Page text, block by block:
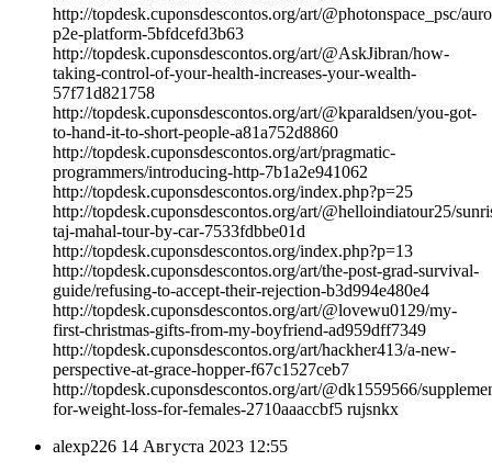
http://topdesk.cuponsdescontos.org/art/@photonspace_psc/
p2e-platform-5bfdcefd3b63
http://topdesk.cuponsdescontos.org/art/@AskJibran/how-
taking-control-of-your-health-increases-your-wealth-
57f71d821758
http://topdesk.cuponsdescontos.org/art/@kparaldsen/you-got-
to-hand-it-to-short-people-a81a752d8860
http://topdesk.cuponsdescontos.org/art/pragmatic-
programmers/introducing-http-7b1a2e941062
http://topdesk.cuponsdescontos.org/index.php?p=25
http://topdesk.cuponsdescontos.org/art/@helloindiatour25/
taj-mahal-tour-by-car-7533fdbbe01d
http://topdesk.cuponsdescontos.org/index.php?p=13
http://topdesk.cuponsdescontos.org/art/the-post-grad-survival-
guide/refusing-to-accept-their-rejection-b3d994e480e4
http://topdesk.cuponsdescontos.org/art/@lovewu0129/my-
first-christmas-gifts-from-my-boyfriend-ad959dff7349
http://topdesk.cuponsdescontos.org/art/hackher413/a-new-
perspective-at-grace-hopper-f67c1527ceb7
http://topdesk.cuponsdescontos.org/art/@dk1559566/
for-weight-loss-for-females-2710aaaccbf5 rujsnkx
alexp226 14 Августа 2023 12:55